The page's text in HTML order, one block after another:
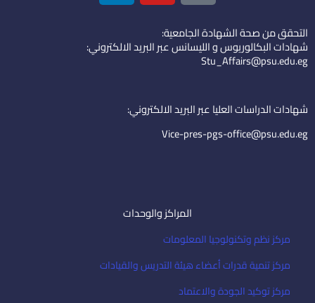
n
-
e
i
l
u
b
e
d
التحقق من صحة الشهادة الجامعية:
شهادات البكالوريوس و الليسانس عبر البريد الالكتروني:
Stu_Affairs@psu.edu.eg
شهادات الدراسات العليا عبر البريد الالكتروني:
Vice-pres-pgs-office@psu.edu.eg
المراكز والوحدات
مركز نظم وتكنولوجيا المعلومات
مركز تنمية قدرات أعضاء هيئة التدريس والقيادات
مركز توكيد الجودة والاعتماد